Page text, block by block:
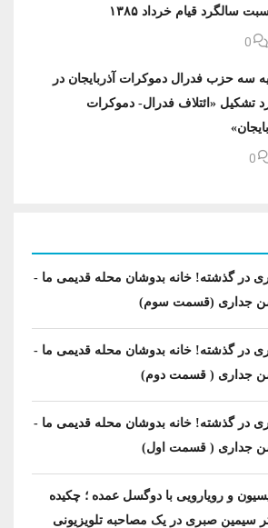
سالگرد قیام خرداد ۱۳۸۵
0
سه حزب فدرال دموکرات آذربایجان در
تشکیل «ائتلاف فدرال- دموکرات
0
در گذشته! خانه بدوشان محله قدیمی ما -
جداری (قسمت سوم)
در گذشته! خانه بدوشان محله قدیمی ما -
جداری ( قسمت دوم)
در گذشته! خانه بدوشان محله قدیمی ما -
جداری ( قسمت اول)
و رویارویی با ‌دو‌گسل عمده ؛ چکیده
سیمین صبری در یک مصاحبه تلویزیونی